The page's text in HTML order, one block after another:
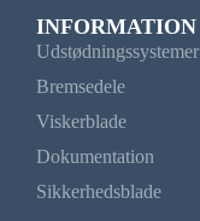
INFORMATION
Udstødningssystemer
Bremsedele
Viskerblade
Dokumentation
Sikkerhedsblade